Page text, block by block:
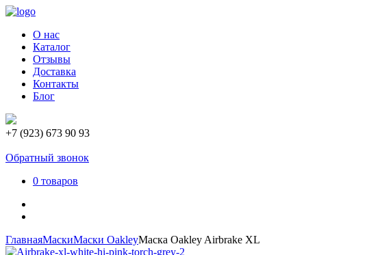
О нас
Каталог
Отзывы
Доставка
Контакты
Блог
+7 (923) 673 90 93
Обратный звонок
0 товаров
ГлавнаяМаскиМаски OakleyМаска Oakley Airbrake XL